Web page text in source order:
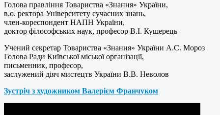
Голова правління Товариства «Знання» України,
в.о. ректора Університету сучасних знань,
член-кореспондент НАПН України,
доктор філософських наук, професор В.І. Кушерець
Учений секретар Товариства «Знання» України А.С. Мороз
Голова Ради Київської міської організації,
письменник, професор,
заслужений діяч мистецтв України В.В. Неволов
Зустріч з художником Валерієм Франчуком